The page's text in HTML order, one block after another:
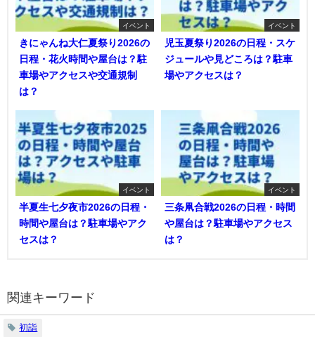
イベント
きにゃんね大仁夏祭り2026の
日程・花火時間や屋台は？駐
車場やアクセスや交通規制
は？
イベント
児玉夏祭り2026の日程・スケ
ジュールや見どころは？駐車
場やアクセスは？
イベント
半夏生七夕夜市2026の日程・
時間や屋台は？駐車場やアク
セスは？
イベント
三条凧合戦2026の日程・時間
や屋台は？駐車場やアクセス
は？
関連キーワード
初詣